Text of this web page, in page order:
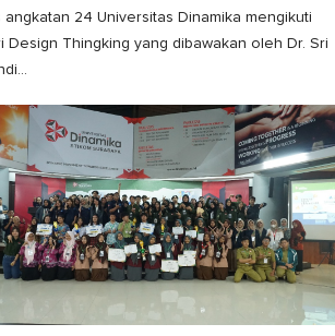
angkatan 24 Universitas Dinamika mengikuti
Design Thingking yang dibawakan oleh Dr. Sri